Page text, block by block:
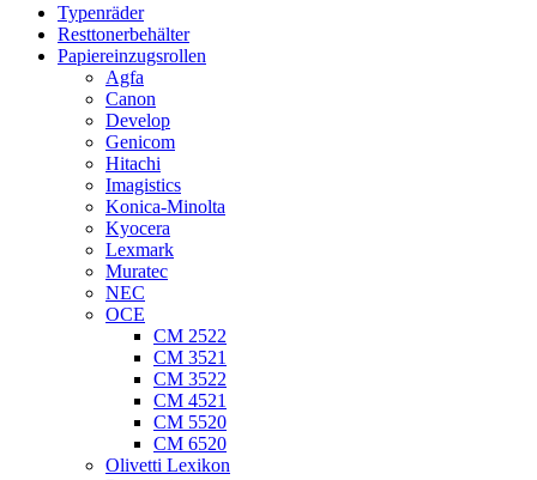
Typenräder
Resttonerbehälter
Papiereinzugsrollen
Agfa
Canon
Develop
Genicom
Hitachi
Imagistics
Konica-Minolta
Kyocera
Lexmark
Muratec
NEC
OCE
CM 2522
CM 3521
CM 3522
CM 4521
CM 5520
CM 6520
Olivetti Lexikon